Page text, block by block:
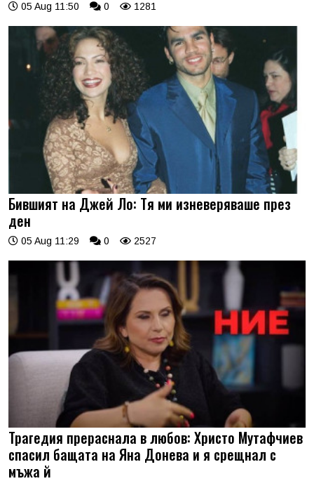
05 Aug 11:50 0 1281
Бившият на Джей Ло: Тя ми изневеряваше през
ден
05 Aug 11:29 0 2527
Трагедия прераснала в любов: Христо Мутафчиев
спасил бащата на Яна Донева и я срещнал с
мъжа й